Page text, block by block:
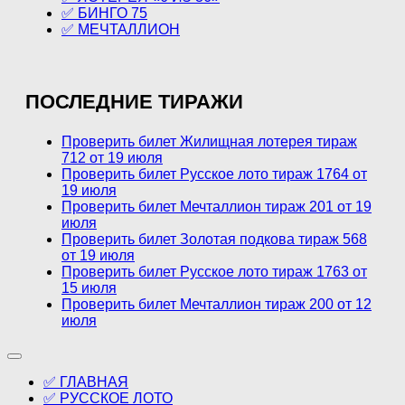
✅ БИНГО 75
✅ МЕЧТАЛЛИОН
ПОСЛЕДНИЕ ТИРАЖИ
Проверить билет Жилищная лотерея тираж
712 от 19 июля
Проверить билет Русское лото тираж 1764 от
19 июля
Проверить билет Мечталлион тираж 201 от 19
июля
Проверить билет Золотая подкова тираж 568
от 19 июля
Проверить билет Русское лото тираж 1763 от
15 июля
Проверить билет Мечталлион тираж 200 от 12
июля
✅ ГЛАВНАЯ
✅ РУССКОЕ ЛОТО